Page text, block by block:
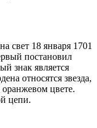
свет 18 января 1701
постановил
знак является
относятся звезда,
оранжевом цвете.
цепи.